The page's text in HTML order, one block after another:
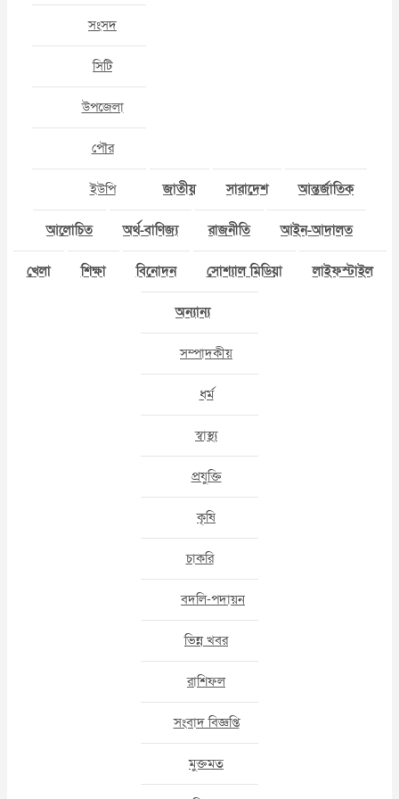
সংসদ
সিটি
উপজেলা
পৌর
ইউপি জাতীয় সারাদেশ আন্তর্জাতিক
আলোচিত অর্থ-বাণিজ্য রাজনীতি আইন-আদালত
খেলা শিক্ষা বিনোদন সোশ্যাল মিডিয়া লাইফস্টাইল
অন্যান্য
সম্পাদকীয়
ধর্ম
স্বাস্থ্য
প্রযুক্তি
কৃষি
চাকরি
বদলি-পদায়ন
ভিন্ন খবর
রাশিফল
সংবাদ বিজ্ঞপ্তি
মুক্তমত